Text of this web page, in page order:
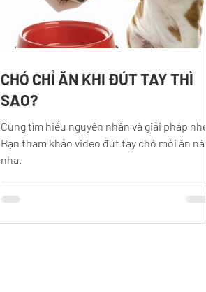
CHÓ CHỈ ĂN KHI ĐÚT TAY THÌ
SAO?
Cùng tìm hiểu nguyên nhân và giải pháp nhé!
Bạn tham khảo video đút tay chó mới ăn này
nha.